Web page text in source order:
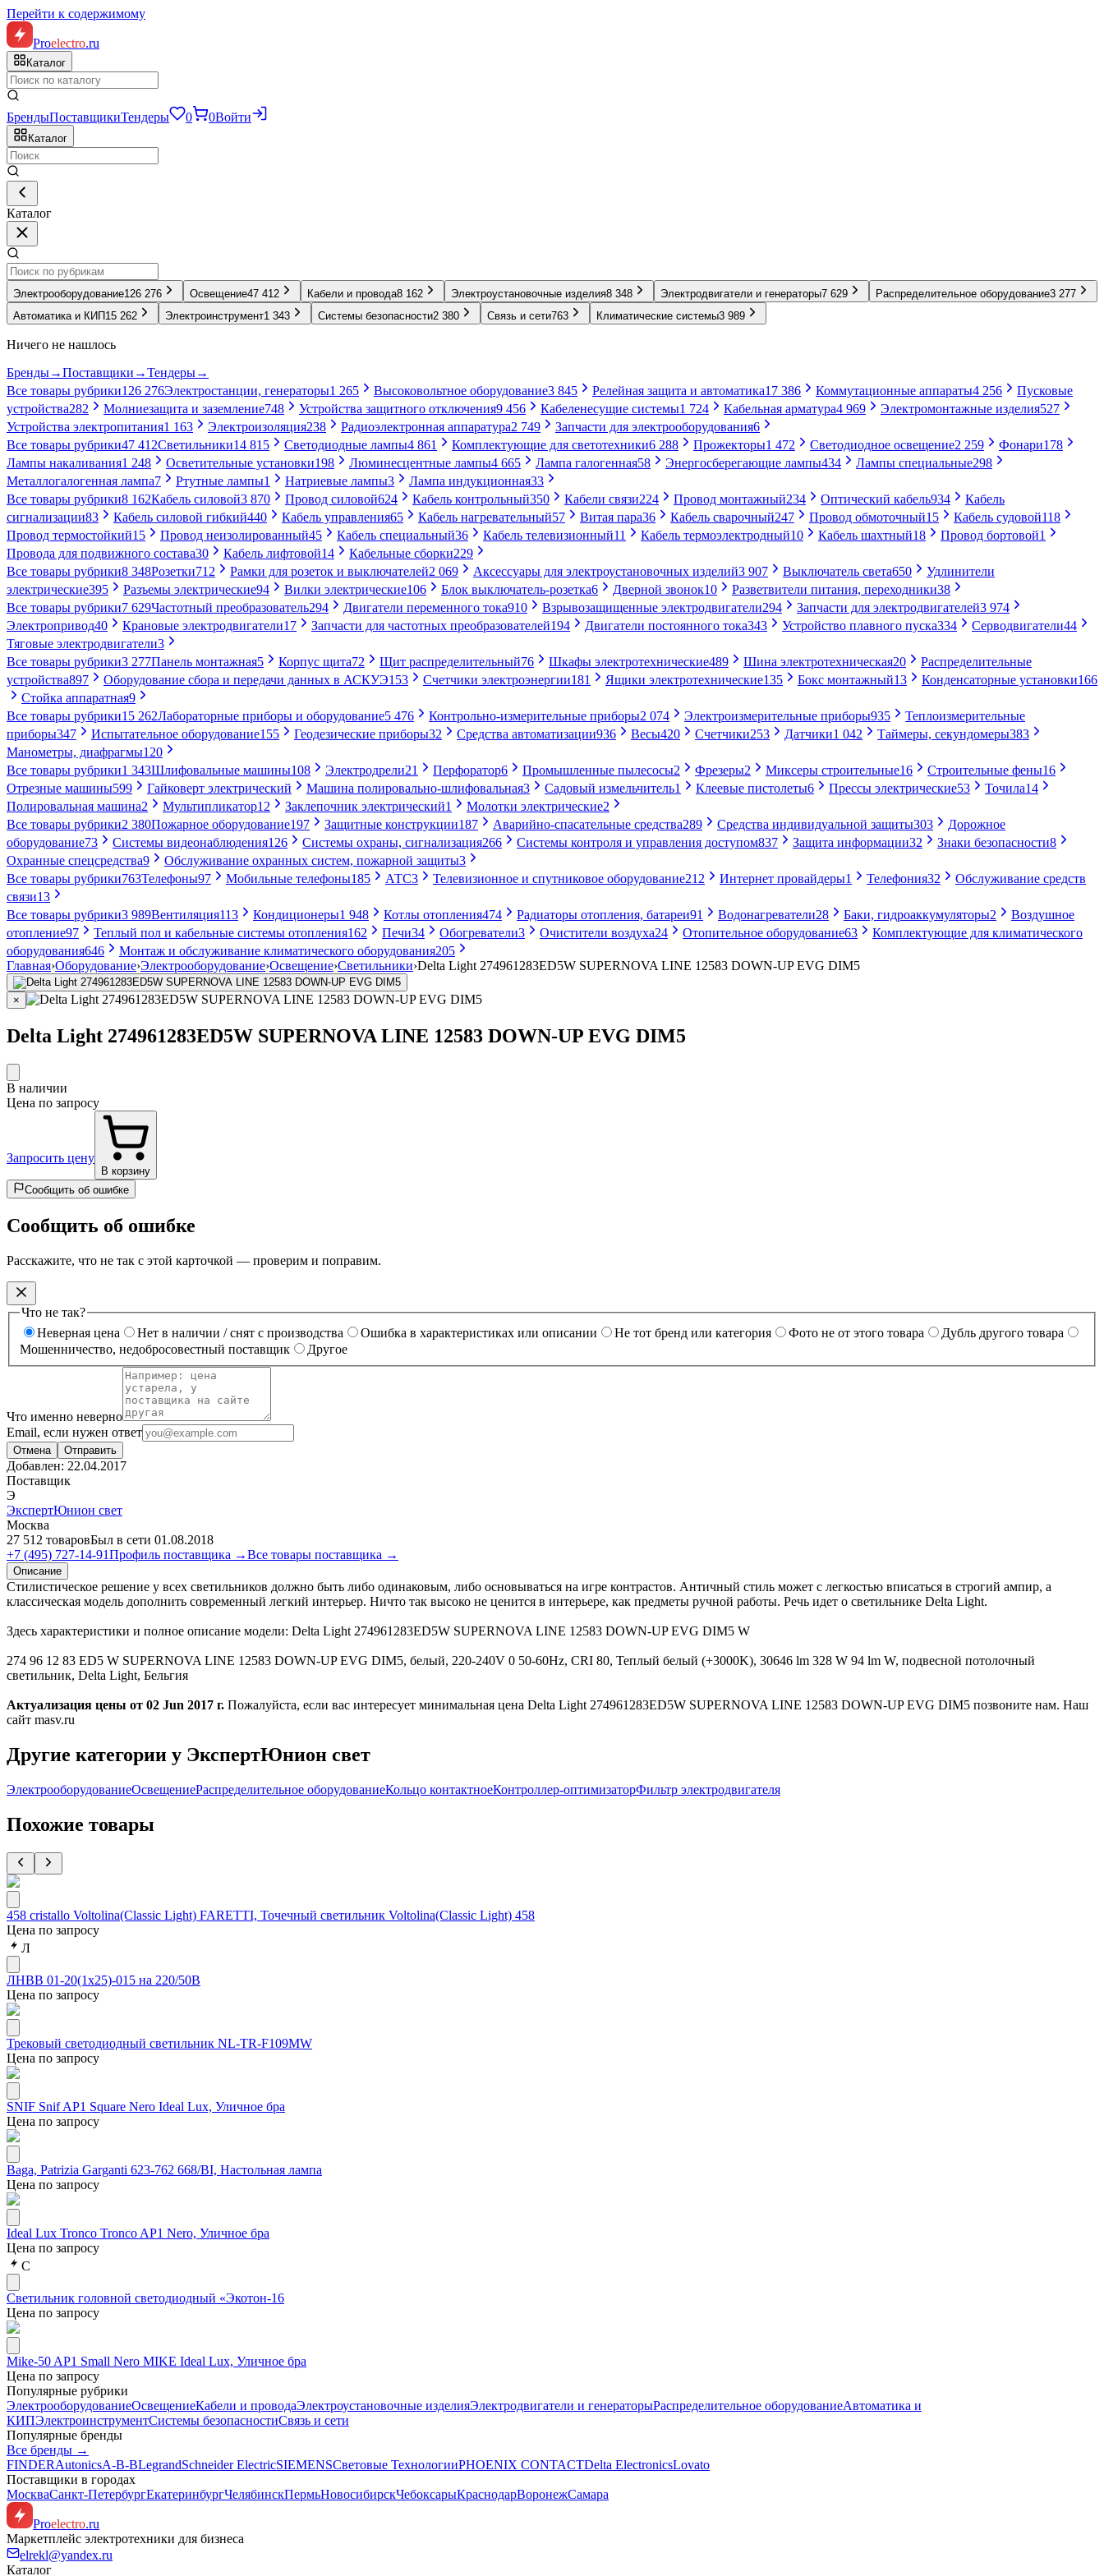
Перейти к содержимому
Proelectro.ru
Каталог
БрендыПоставщикиТендеры 0 0Войти
Каталог
Каталог
Электрооборудование126 276 Освещение47 412 Кабели и провода8 162 Электроустановочные изделия8 348 Электродвигатели и генераторы7 629 Распределительное оборудование3 277
Автоматика и КИП 15 262 Электроинструмент1 343 Системы безопасности2 380 Связь и сети763 Климатические системы3 989
Ничего не нашлось
Бренды→Поставщики →Тендеры→
Все товары рубрики126 276Электростанции, генераторы1 265 Высоковольтное оборудование3 845 Релейная защита и автоматика17 386 Коммутационные аппараты4 256
Пусковые
устройства282 Молниезащита и заземление748 Устройства защитного отключения9 456 Кабеленесущие системы1 724 Кабельная арматура4 969 Электромонтажные изделия527
Устройства электропитания1 163 Электроизоляция238 Радиоэлектронная аппаратура2 749 Запчасти для электрооборудования6
Все товары рубрики47 412Светильники14 815 Светодиодные лампы4 861 Комплектующие для светотехники6 288 Прожекторы1 472 Светодиодное освещение2 259 Фонари178
Лампы накаливания1 248 Осветительные установки198 Люминесцентные лампы4 665 Лампа галогенная58 Энергосберегающие лампы434 Лампы специальные298
Металлогалогенная лампа7 Ртутные лампы1 Натриевые лампы3 Лампа индукционная33
Все товары рубрики8 162Кабель силовой3 870 Провод силовой624 Кабель контрольный350 Кабели связи224 Провод монтажный234 Оптический кабель934
Кабель
сигнализации83 Кабель силовой гибкий440 Кабель управления65 Кабель нагревательный57 Витая пара36 Кабель сварочный247 Провод обмоточный15 Кабель судовой118
Провод термостойкий15 Провод неизолированный45 Кабель специальный36 Кабель телевизионный11 Кабель термоэлектродный10 Кабель шахтный18 Провод бортовой1
Провода для подвижного состава30 Кабель лифтовой14 Кабельные сборки229
Все товары рубрики8 348Розетки712 Рамки для розеток и выключателей2 069 Аксессуары для электроустановочных изделий3 907 Выключатель света650
Удлинители
электрические395 Разъемы электрические94 Вилки электрические106 Блок выключатель-розетка6 Дверной звонок10 Разветвители питания, переходники38
Все товары рубрики7 629Частотный преобразователь294 Двигатели переменного тока910 Взрывозащищенные электродвигатели294 Запчасти для электродвигателей3 974
Электропривод40 Крановые электродвигатели17 Запчасти для частотных преобразователей194 Двигатели постоянного тока343 Устройство плавного пуска334 Серводвигатели44
Тяговые электродвигатели3
Все товары рубрики3 277Панель монтажная5 Корпус щита72 Щит распределительный76 Шкафы электротехнические489 Шина электротехническая20
Распределительные
устройства897 Оборудование сбора и передачи данных в АСКУЭ153 Счетчики электроэнергии181 Ящики электротехнические135 Бокс монтажный13 Конденсаторные установки166
Стойка аппаратная9
Все товары рубрики15 262Лабораторные приборы и оборудование5 476 Контрольно-измерительные приборы2 074 Электроизмерительные приборы935
Теплоизмерительные
приборы347 Испытательное оборудование155 Геодезические приборы32 Средства автоматизации936 Весы420 Счетчики253 Датчики1 042 Таймеры, секундомеры383
Манометры, диафрагмы120
Все товары рубрики1 343Шлифовальные машины108 Электродрели21 Перфоратор6 Промышленные пылесосы2 Фрезеры2 Миксеры строительные16 Строительные фены16
Отрезные машины599 Гайковерт электрический Машина полировально-шлифовальная3 Садовый измельчитель1 Клеевые пистолеты6 Прессы электрические53 Точила14
Полировальная машина2 Мультипликатор12 Заклепочник электрический1 Молотки электрические2
Все товары рубрики2 380Пожарное оборудование197 Защитные конструкции187 Аварийно-спасательные средства289 Средства индивидуальной защиты303
Дорожное
оборудование73 Системы видеонаблюдения126 Системы охраны, сигнализация266 Системы контроля и управления доступом837 Защита информации32 Знаки безопасности8
Охранные спецсредства9 Обслуживание охранных систем, пожарной защиты3
Все товары рубрики763Телефоны97 Мобильные телефоны185 АТС3 Телевизионное и спутниковое оборудование212 Интернет провайдеры1 Телефония32
Обслуживание средств
связи13
Все товары рубрики3 989Вентиляция113 Кондиционеры1 948 Котлы отопления474 Радиаторы отопления, батареи91 Водонагреватели28 Баки, гидроаккумуляторы2
Воздушное
отопление97 Теплый пол и кабельные системы отопления162 Печи34 Обогреватели3 Очистители воздуха24 Отопительное оборудование63
Комплектующие для климатического
оборудования646 Монтаж и обслуживание климатического оборудования205
Главная›Оборудование›Электрооборудование›Освещение›Светильники›Delta Light 274961283ED5W SUPERNOVA LINE 12583 DOWN-UP EVG DIM5
×
Delta Light 274961283ED5W SUPERNOVA LINE 12583 DOWN-UP EVG DIM5
В наличии
Цена по запросу
Запросить цену
В корзину
Сообщить об ошибке
Сообщить об ошибке
Расскажите, что не так с этой карточкой — проверим и поправим.
Что не так?
Неверная цена
Нет в наличии / снят с производства Ошибка в характеристиках или описании Не тот бренд или категория Фото не от этого товара
Дубль другого товара
Мошенничество, недобросовестный поставщик
Другое
Что именно неверно
Email, если нужен ответ
Отмена Отправить
Добавлен: 22.04.2017
Поставщик
Э
ЭкспертЮнион свет
Москва
27 512 товаровБыл в сети 01.08.2018
+7 (495) 727-14-91Профиль поставщика →Все товары поставщика →
Описание
Стилистическое решение у всех светильников должно быть либо одинаковым, либо основываться на игре контрастов. Античный стиль может с легкостью вписаться в строгий ампир, а
классическая модель дополнить современный легкий интерьер. Ничто так высоко не ценится в интерьере, как предметы ручной работы. Речь идет о светильнике Delta Light.
Здесь характеристики и полное описание модели: Delta Light 274961283ED5W SUPERNOVA LINE 12583 DOWN-UP EVG DIM5 W
274 96 12 83 ED5 W SUPERNOVA LINE 12583 DOWN-UP EVG DIM5, белый, 220-240V 0 50-60Hz, CRI 80, Теплый белый (+3000K), 30646 lm 328 W 94 lm W, подвесной потолочный
светильник, Delta Light, Бельгия
Актуализация цены от 02 Jun 2017 г. Пожалуйста, если вас интересует минимальная цена Delta Light 274961283ED5W SUPERNOVA LINE 12583 DOWN-UP EVG DIM5 позвоните нам. Наш
сайт masv.ru
Другие категории у ЭкспертЮнион свет
ЭлектрооборудованиеОсвещениеРаспределительное оборудованиеКольцо контактноеКонтроллер-оптимизаторФильтр электродвигателя
Похожие товары
458 cristallo Voltolina(Classic Light) FARETTI, Точечный светильник Voltolina(Classic Light) 458
Цена по запросу
Л
ЛНВВ 01-20(1х25)-015 на 220/50В
Цена по запросу
Трековый светодиодный светильник NL-TR-F109MW
Цена по запросу
SNIF Snif AP1 Square Nero Ideal Lux, Уличное бра
Цена по запросу
Baga, Patrizia Garganti 623-762 668/BI, Настольная лампа
Цена по запросу
Ideal Lux Tronco Tronco AP1 Nero, Уличное бра
Цена по запросу
С
Светильник головной светодиодный «Экотон-16
Цена по запросу
Mike-50 AP1 Small Nero MIKE Ideal Lux, Уличное бра
Цена по запросу
Популярные рубрики
ЭлектрооборудованиеОсвещениеКабели и проводаЭлектроустановочные изделияЭлектродвигатели и генераторыРаспределительное оборудованиеАвтоматика и
КИПЭлектроинструментСистемы безопасностиСвязь и сети
Популярные бренды
Все бренды →
FINDERAutonicsA-B-BLegrandSchneider ElectricSIEMENSСветовые ТехнологииPHOENIX CONTACTDelta ElectronicsLovato
Поставщики в городах
МоскваСанкт-ПетербургЕкатеринбургЧелябинскПермьНовосибирскЧебоксарыКраснодарВоронежСамара
Proelectro.ru
Маркетплейс электротехники для бизнеса
elrekl@yandex.ru
Каталог